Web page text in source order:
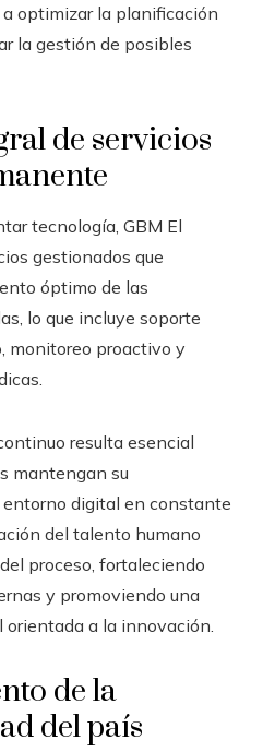
optimizar la planificación
la gestión de posibles
de servicios
tecnología, GBM El
gestionados que
óptimo de las
lo que incluye soporte
monitoreo proactivo y
resulta esencial
mantengan su
digital en constante
del talento humano
proceso, fortaleciendo
y promoviendo una
a la innovación.
de la
del país